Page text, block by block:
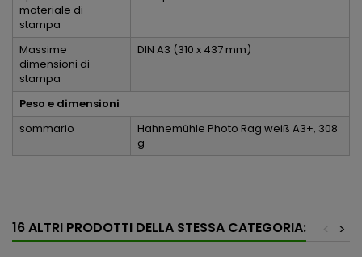
materiale di
stampa
Massime
dimensioni di
stampa
DIN A3 (310 x 437 mm)
Peso e dimensioni
sommario
Hahnemühle Photo Rag weiß A3+, 308
g
16 ALTRI PRODOTTI DELLA STESSA CATEGORIA: >
<